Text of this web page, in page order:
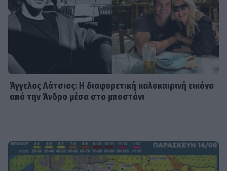
Άγγελος Λάτσιος: Η διαφορετική καλοκαιρινή εικόνα
από την Άνδρο μέσα στο μποστάνι